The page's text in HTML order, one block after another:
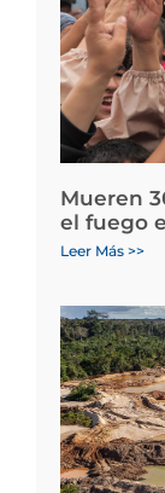
Mueren
el fuego
Leer Más >>